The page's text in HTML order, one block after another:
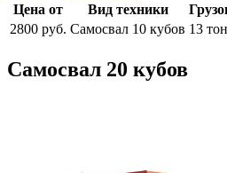
Цена от
Вид техники
2800 руб. Самосвал 10 кубов 13
Самосвал 20 кубов